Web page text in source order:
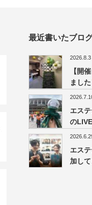
最近書いたブロ
2026.8.3
【開
ました
エス
の
エス
加し